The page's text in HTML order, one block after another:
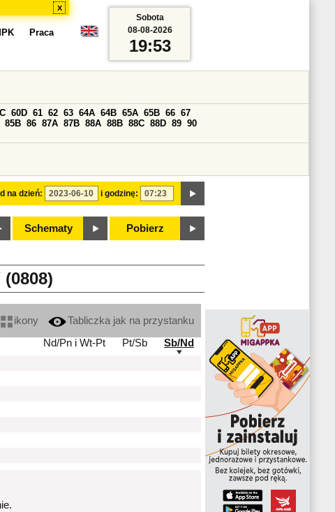
x
Praca
na dzień: i godzinę:
60D 61 62 63 64A 64B 65A 65B 66 67
85B 86 87A 87B 88A 88B 88C 88D 89 90
Schematy Pobierz
Sobota
08-08-2026
19:53
ikony
Tabliczka jak na przystanku
Nd/Pn i Wt-Pt
Pt/Sb
Sb/Nd